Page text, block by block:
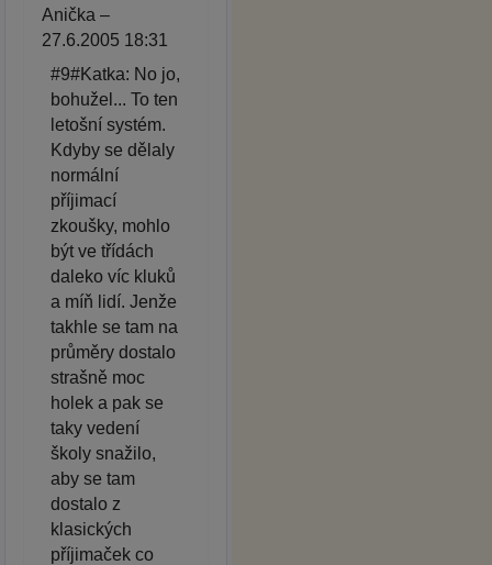
Anička –
27.6.2005 18:31
#9#Katka: No jo,
bohužel... To ten
letošní systém.
Kdyby se dělaly
normální
příjimací
zkoušky, mohlo
být ve třídách
daleko víc kluků
a míň lidí. Jenže
takhle se tam na
průměry dostalo
strašně moc
holek a pak se
taky vedení
školy snažilo,
aby se tam
dostalo z
klasických
příjimaček co